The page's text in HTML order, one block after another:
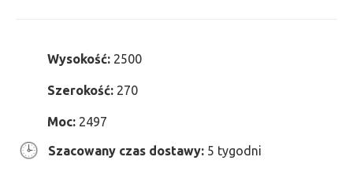
Wysokość: 2500
Szerokość: 270
Moc: 2497
Szacowany czas dostawy: 5 tygodni